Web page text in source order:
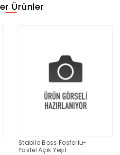
Ürünler
Stabilo Boss Fosforlu-
Pastel Açık Yeşil